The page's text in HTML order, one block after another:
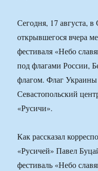
Сегодня, 17 августа,
открывшегося вчера
фестиваля «Небо
под флагами России,
флагом. Флаг Украины
Севастопольский
«Русичи».
Как рассказал
«Русичей» Павел
фестиваль «Небо